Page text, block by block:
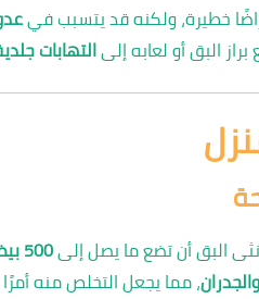
خطيرة، ولكنه قد يتسبب في
البق أو لعابه إلىالتهابات
البق أن تضع ما يصل إلى500 بيضة في حياتها
، مما يجعل التخلص منه